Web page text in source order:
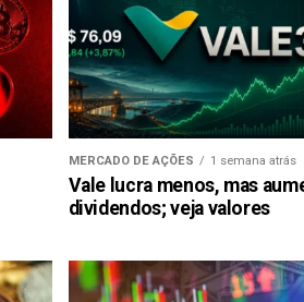
MERCADO DE AÇÕES 1 semana atrás
Vale lucra menos, mas
dividendos; veja valores